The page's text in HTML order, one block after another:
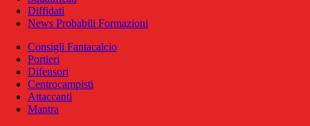
Diffidati
News Probabili Formazioni
Consigli Fantacalcio
Portieri
Difensori
Centrocampisti
Attaccanti
Mantra